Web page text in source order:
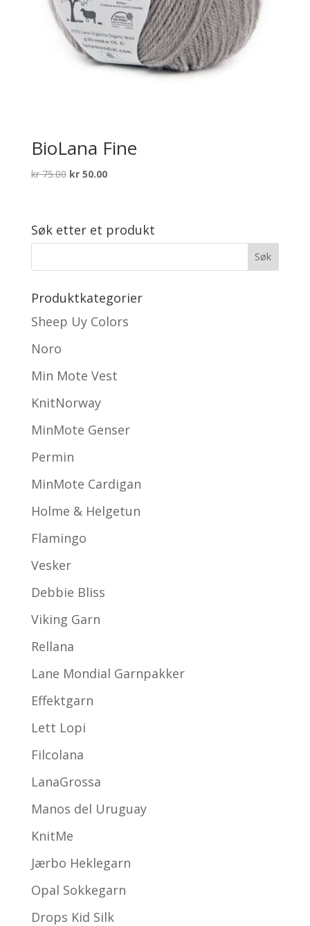
BioLana Fine
kr75.00 Opprinnelig
kr50.00Nåværende
Søk etter et produkt
Produktkategorier
Sheep Uy Colors
Noro
Min Mote Vest
KnitNorway
MinMote Genser
Permin
MinMote Cardigan
Holme & Helgetun
Flamingo
Vesker
Debbie Bliss
Viking Garn
Rellana
Lane Mondial Garnpakker
Effektgarn
Lett Lopi
Filcolana
LanaGrossa
Manos del Uruguay
KnitMe
Jærbo Heklegarn
Opal Sokkegarn
Drops Kid Silk